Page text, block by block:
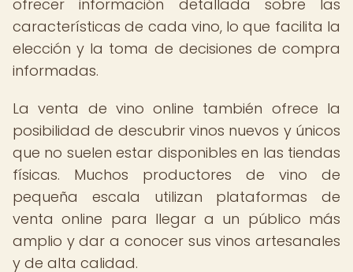
ofrecer información detallada sobre las
características de cada vino, lo que facilita la
elección y la toma de decisiones de compra
informadas.
La venta de vino online también ofrece la
posibilidad de descubrir vinos nuevos y únicos
que no suelen estar disponibles en las tiendas
físicas. Muchos productores de vino de
pequeña escala utilizan plataformas de
venta online para llegar a un público más
amplio y dar a conocer sus vinos artesanales
y de alta calidad.